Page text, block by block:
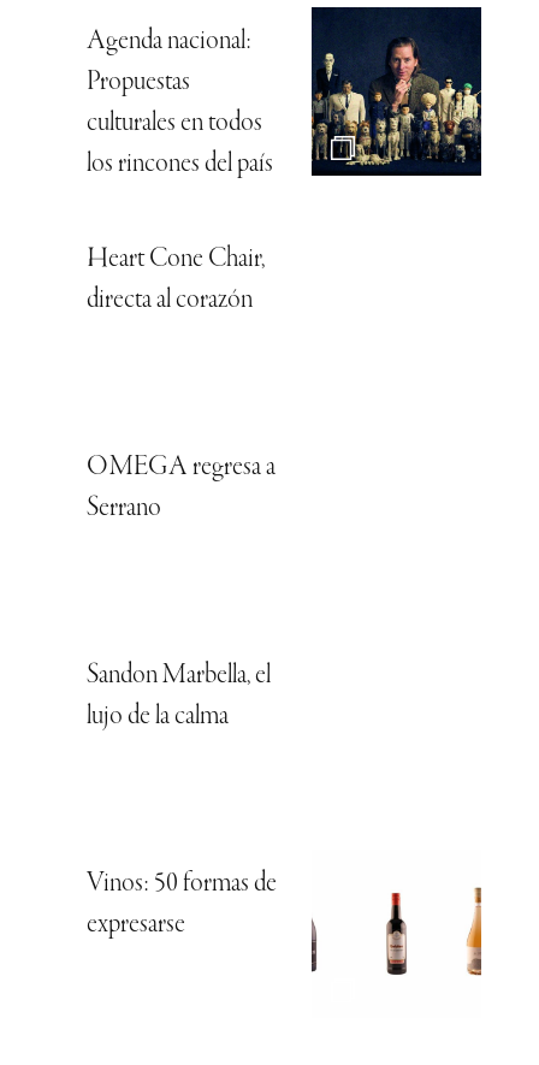
Agenda nacional:
Propuestas
culturales en todos
los rincones del país
Heart Cone Chair,
directa al corazón
OMEGA regresa a
Serrano
Sandon Marbella, el
lujo de la calma
Vinos: 50 formas de
expresarse